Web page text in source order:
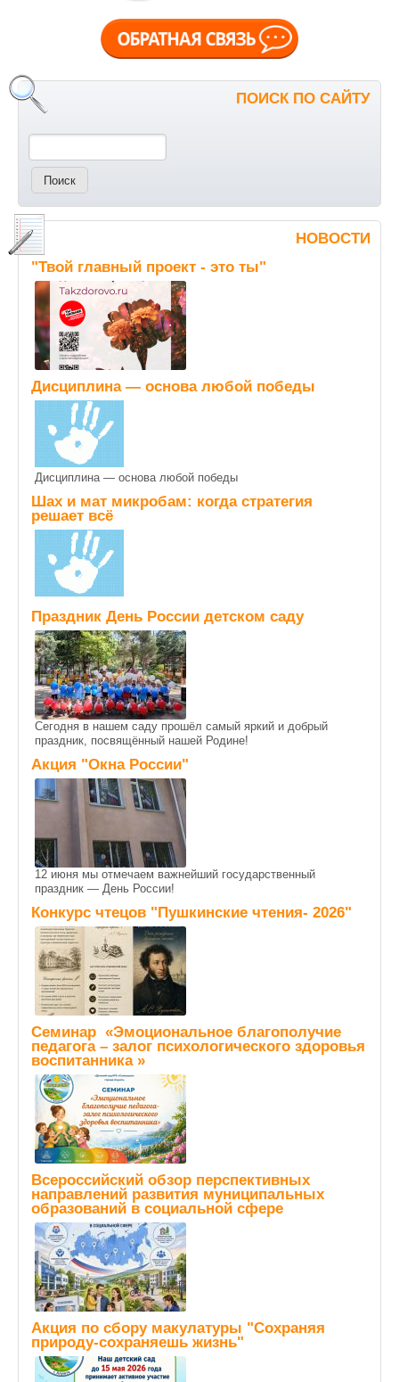
ПОИСК ПО САЙТУ
Поиск
НОВОСТИ
"Твой главный проект - это ты"
Дисциплина — основа любой победы
Дисциплина — основа любой победы
Шах и мат микробам: когда стратегия
решает всё
Праздник День России детском саду
Сегодня в нашем саду прошёл самый яркий и добрый
праздник, посвящённый нашей Родине!
Акция "Окна России"
12 июня мы отмечаем важнейший государственный
праздник — День России!
Конкурс чтецов "Пушкинские чтения- 2026"
Семинар «Эмоциональное благополучие
педагога – залог психологического здоровья
воспитанника »
Всероссийский обзор перспективных
направлений развития муниципальных
образований в социальной сфере
Акция по сбору макулатуры "Сохраняя
природу-сохраняешь жизнь"